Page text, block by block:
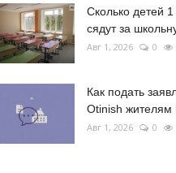
Сколько детей
сядут за
Авг 1, 2026 0
Как подать
Otinish жителям
Авг 1, 2026 0